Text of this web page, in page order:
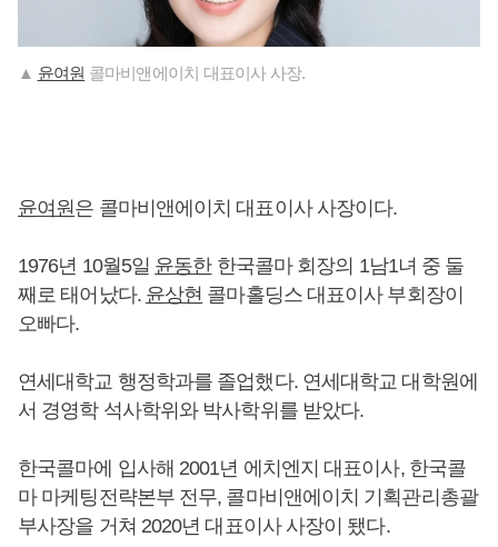
▲ 윤여원 콜마비앤에이치 대표이사 사장.
윤여원은 콜마비앤에이치 대표이사 사장이다.
1976년 10월5일 윤동한한국콜마 회장의 1남1녀 중 둘
째로 태어났다. 윤상현 콜마홀딩스 대표이사 부회장이
오빠다.
연세대학교 행정학과를 졸업했다. 연세대학교 대학원에
서 경영학 석사학위와 박사학위를 받았다.
한국콜마에 입사해 2001년 에치엔지 대표이사, 한국콜
마 마케팅전략본부 전무, 콜마비앤에이치 기획관리총괄
부사장을 거쳐 2020년 대표이사 사장이 됐다.